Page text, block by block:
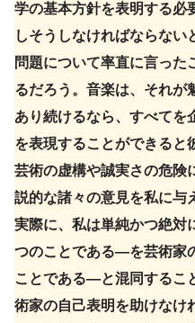
学の基本方針を表明する必
しそうしなければならない
問題について率直に言った
るだろう。音楽は、それが
あり続けるなら、すべてを
を表現することができると
芸術の虚構や誠実さの危険
説的な諸々の意見を私に与
実際に、私は単純かつ絶
つのことである—を芸術家
ことである—と混同するこ
術家の自己表明を助けなけ